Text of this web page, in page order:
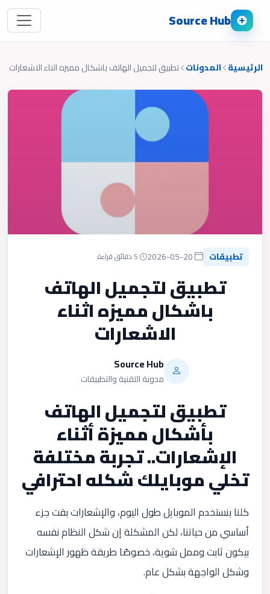
Source Hub
الرئيسية المدونات تطبيق لتجميل الهاتف باشكال مميزه اثناء الاشعارات
تطبيقات
تطبيق لتجميل الهاتف
باشكال مميزه اثناء
الاشعارات
Source Hub
مدونة التقنية والتطبيقات
تطبيق لتجميل الهاتف
بأشكال مميزة أثناء
الإشعارات.. تجربة مختلفة
تخلي موبايلك شكله احترافي
كلنا بنستخدم الموبايل طول اليوم، والإشعارات بقت جزء
أساسي من حياتنا، لكن المشكلة إن شكل النظام نفسه
بيكون ثابت وممل شوية، خصوصًا طريقة ظهور الإشعارات
وشكل الواجهة بشكل عام.